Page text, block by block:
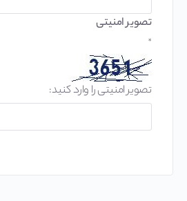
تصویر امنیتی
*
تصویر امنیتی را وارد کنید: